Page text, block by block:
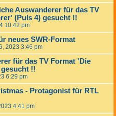
Auswanderer für das TV
(Puls 4) gesucht !!
10:42 pm
neues SWR-Format
2023 3:46 pm
für das TV Format 'Die
!!
6:29 pm
- Protagonist für RTL
4:41 pm